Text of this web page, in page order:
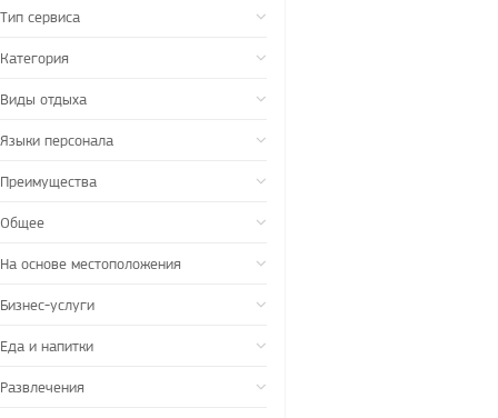
Тип сервиса
Категория
Виды отдыха
Языки персонала
Преимущества
Общее
На основе местоположения
Бизнес-услуги
Еда и напитки
Развлечения